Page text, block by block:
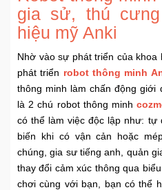
Trang
Chủ
Đang
Hot
Bán
Chạy
gia sử, thú
hiệu mỹ Anki
Nhờ vào sự phát triển của khoa
phát triển robot thông minh
thông minh làm chấn động giới
là 2 chú robot thông minh
có thể làm việc độc lập như: tự
biến khi có vận cản hoặc
chúng, gia sư tiếng anh, quản
thay đổi cảm xúc thông qua
chơi cùng với bạn, bạn có thể